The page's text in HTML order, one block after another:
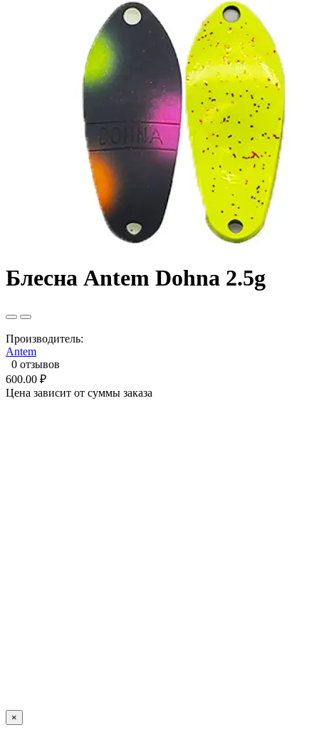
Блесна Antem Dohna 2.5g
Производитель:
Antem
0 отзывов
600.00 ₽
Цена зависит от суммы заказа
×